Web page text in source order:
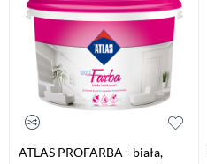
ATLAS PROFARBA - biała,